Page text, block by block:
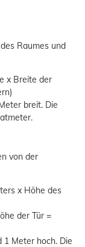
Raumes und
x Breite der
breit. Die
von der
x Höhe des
der Tür =
1 Meter hoch. Die